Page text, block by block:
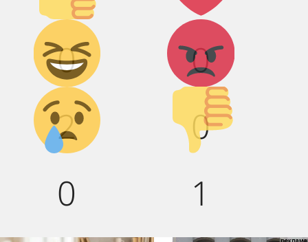
0 0
Дикий
смех!
2
Агрессия!
0
Грусть :(
0
Палец
вниз!
1